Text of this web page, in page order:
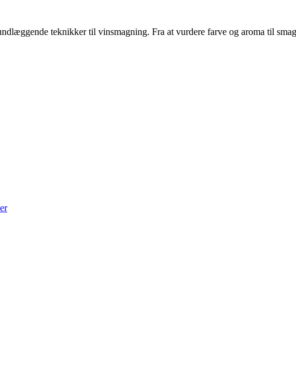
teknikker til vinsmagning. Fra at vurdere farve og aroma til